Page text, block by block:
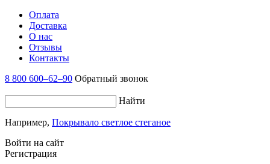
Оплата
Доставка
О нас
Отзывы
Контакты
8 800 600–62–90 Обратный звонок
Найти
Например, Покрывало светлое стеганое
Войти на сайт
Регистрация